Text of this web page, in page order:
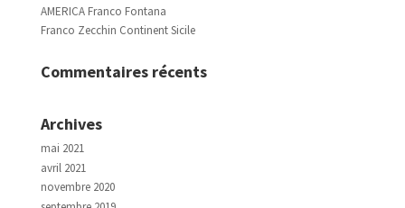
AMERICA Franco Fontana
Franco Zecchin Continent Sicile
Commentaires récents
Archives
mai 2021
avril 2021
novembre 2020